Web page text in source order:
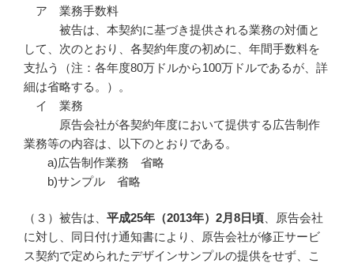
ア 業務手数料
被告は、本契約に基づき提供される業務の対価と
して、次のとおり、各契約年度の初めに、年間手数料を
支払う（注：各年度80万ドルから100万ドルであるが、詳
細は省略する。）。
イ 業務
原告会社が各契約年度において提供する広告制作
業務等の内容は、以下のとおりである。
a)広告制作業務 省略
b)サンプル 省略
（３）被告は、 平成25年（2013年）2月8 日頃 、原告会社
に対し、同日付け通知書により、原告会社が修正サービ
ス契約で定められたデザインサンプルの提供をせず、こ